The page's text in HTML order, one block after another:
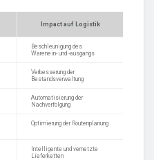
Impact auf Logistik
Beschleunigung des
Warenein- und -ausgangs
Verbesserung der
Bestandsverwaltung
Automatisierung der
Nachverfolgung
Optimierung der Routenplanung
Intelligente und vernetzte
Lieferketten